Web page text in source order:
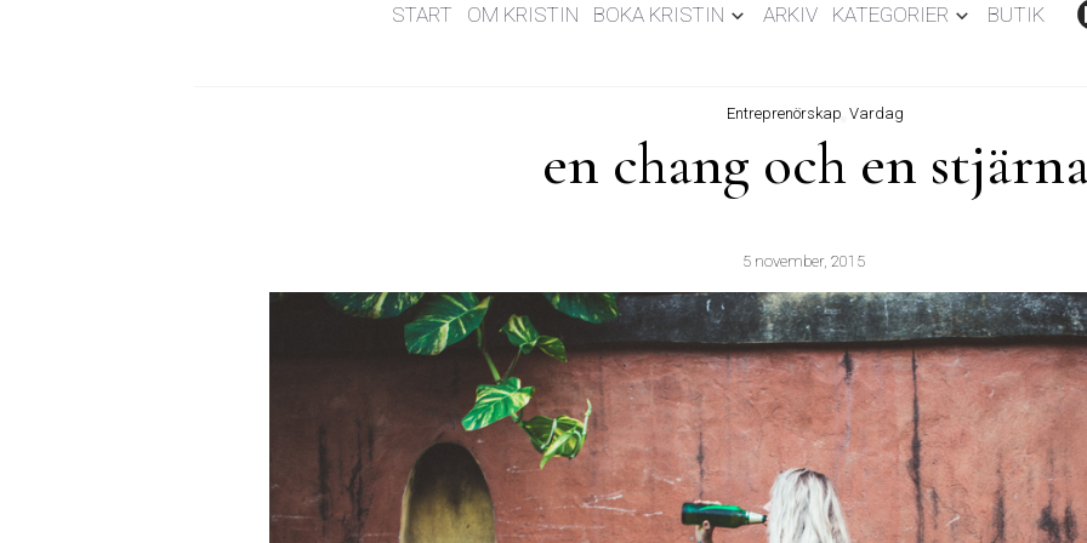
START OM KRISTIN BOKA KRISTIN ARKIV KATEGORIER BUTIK
Entreprenörskap Vardag
en chang och en
5 november, 2015